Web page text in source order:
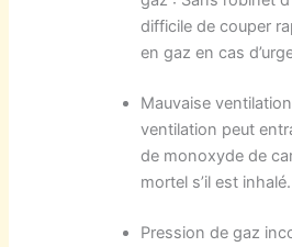
difficile de couper
en gaz en cas
Mauvaise
ventilation peut
de monoxyde de
mortel s’il est inhalé.
Pression de gaz